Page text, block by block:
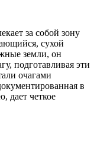
за собой зону
сухой
земли, он
подготавливая эти
очагами
в
дает четкое